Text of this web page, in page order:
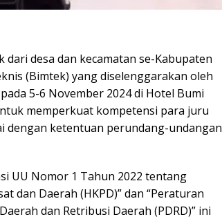
desa dan kecamatan se-Kabupaten
(Bimtek) yang diselenggarakan oleh
5-6 November 2024 di Hotel Bumi
memperkuat kompetensi para juru
dengan ketentuan perundang-undangan
UU Nomor 1 Tahun 2022 tentang
dan Daerah (HKPD)” dan “Peraturan
dan Retribusi Daerah (PDRD)” ini